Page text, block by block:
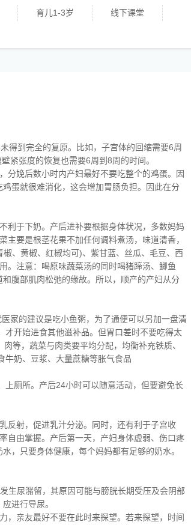
育儿1-3岁
线下课堂
得到完全的复原。比如，子宫体的回缩需要6周
紧张度的恢复也需要6周到8周的时间。
分娩后数小时内产妇最好不要吃整个的鸡蛋。因
蛋就很难消化，这会增加胃肠负担。因此在分
利于下奶。产后进补要根据身体状况，多数妈妈
要是根茎花果不加任何调料煮汤，味道清香，
、黄椒、红椒均可)、紫甘蓝、丝瓜、毛豆、西
。注意：喝原味蔬菜汤的同时喝猪蹄汤、鲫鱼
腹部肌肉松弛的缘故。所以，顺产的产妇从分
家的建议是吃小鱼粥，为了通便可以另加一盘清
开始进食其他滋补品。但胃口差时不要吃得太
等，蔬菜与肉类要平均分配，均衡补充铁质、
牛奶、豆浆、大量蔗糖等胀气食品
厕所。产后24小时可以随意活动，但要避免长
反射，促进乳汁分泌。同时，还有利于子宫收
自由掌握。产后第一天，产妇身体虚弱、伤口疼
，只要身体健康，每个妈妈都有足够的奶水。
生尿潴留，其原因可能与膀胱长期受压及会阴部
进行导尿。
，亲友最好不要在此时来探望。若来探望，时间